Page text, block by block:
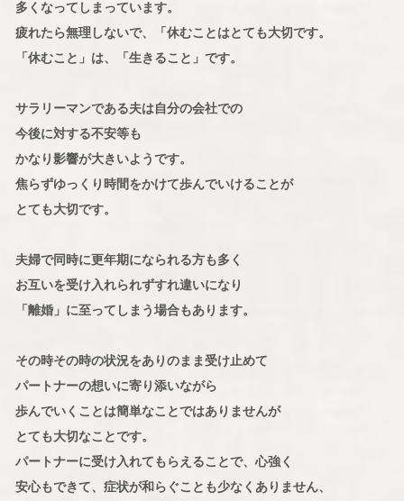
多くなってしまっています。
疲れたら無理しないで、「休むことはとても大切です。
「休むこと」は、「生きること」です。
サラリーマンである夫は自分の会社での
今後に対する不安等も
かなり影響が大きいようです。
焦らずゆっくり時間をかけて歩んでいけることが
とても大切です。
夫婦で同時に更年期になられる方も多く
お互いを受け入れられずすれ違いになり
「離婚」に至ってしまう場合もあります。
その時その時の状況をありのまま受け止めて
パートナーの想いに寄り添いながら
歩んでいくことは簡単なことではありませんが
とても大切なことです。
パートナーに受け入れてもらえることで、心強く
安心もできて、症状が和らぐことも少なくありません、